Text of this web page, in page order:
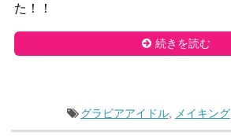
た！！
続きを読む
グラビアアイドル, メイキング,